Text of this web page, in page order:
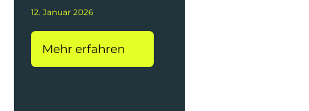
12. Januar 2026
Mehr erfahren